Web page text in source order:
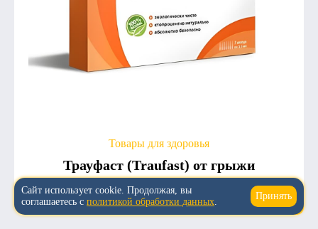
Товары для здоровья
Трауфаст (Traufast) от грыжи
4.6 3 1 875↑
Сайт использует cookie. Продолжая, вы
соглашаетесь с политикой обработки данных.
Принять